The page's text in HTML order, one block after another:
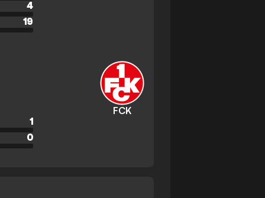
4
19
FCK
1
0